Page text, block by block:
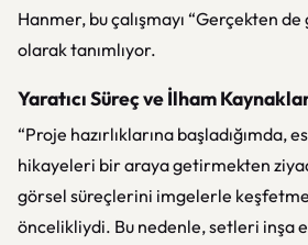
Hanmer, bu çalışmayı “Gerçekten de
olarak tanımlıyor.
Yaratıcı Süreç ve İlham
“Proje hazırlıklarına başladığımda,
hikayeleri bir araya getirmekten
görsel süreçlerini imgelerle
öncelikliydi. Bu nedenle, setleri inşa